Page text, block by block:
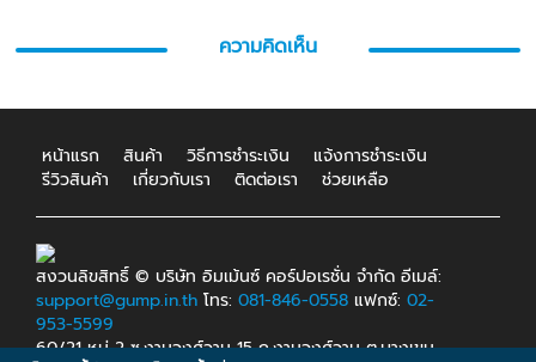
ความคิดเห็น
หน้าแรก สินค้า วิธีการชำระเงิน
แจ้งการชำระเงิน
รีวิวสินค้า
เกี่ยวกับเรา ติดต่อเรา ช่วยเหลือ
สงวนลิขสิทธิ์ © บริษัท อิมเม้นซ์ คอร์ปอเรชั่น จำกัด อีเมล์:
support@gump.in.th โทร: 081-846-0558 แฟกซ์: 02-
953-5599
60/21 หมู่ 2 ซ.งามวงศ์วาน 15 ถ.งามวงศ์วาน ต.บางเขน